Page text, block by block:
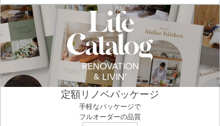
定額リノベパッケージ
手軽なパッケージで
フルオーダーの品質